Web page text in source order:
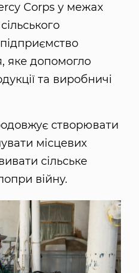
Corps у межах
яке допомогло
та виробничі
створювати
місцевих
сільське
війну.